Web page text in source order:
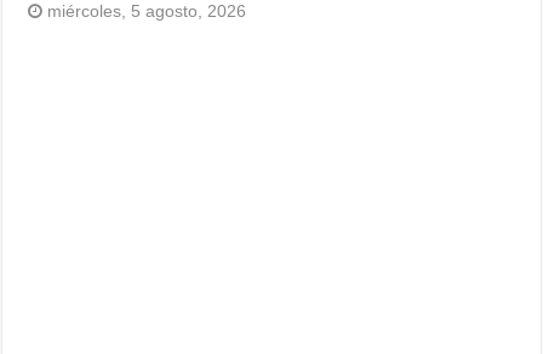
miércoles, 5 agosto, 2026